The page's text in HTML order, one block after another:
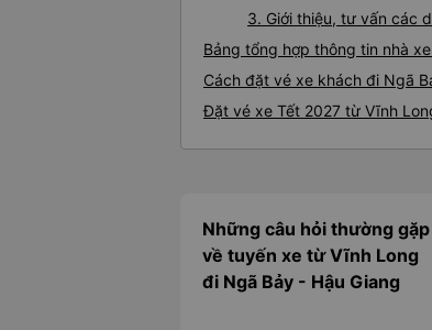
3. Giới thiệu, tư vấn các
Bảng tổng hợp thông tin nhà
Cách đặt vé xe khách đi Ngã
Đặt vé xe Tết 2027 từ Vĩnh
Những câu hỏi thường gặp
về tuyến xe từ Vĩnh Long
đi Ngã Bảy - Hậu Giang